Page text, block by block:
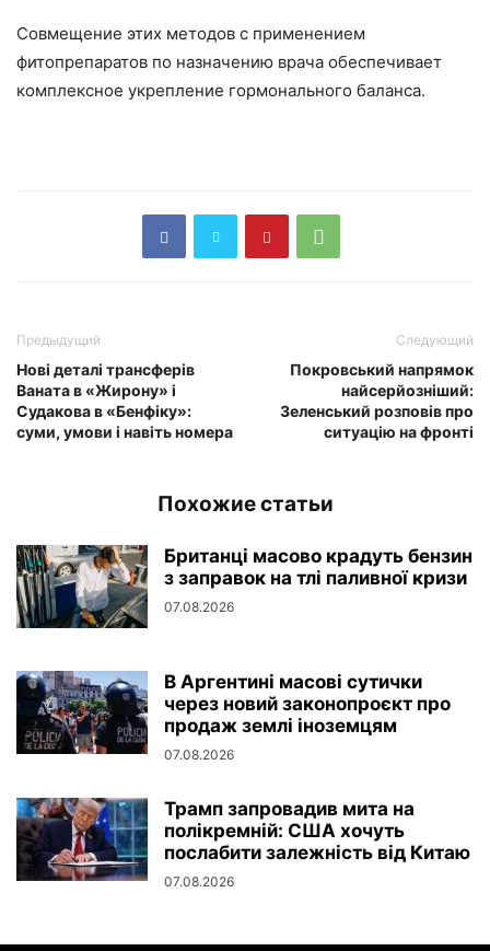
Совмещение этих методов с применением
фитопрепаратов по назначению врача обеспечивает
комплексное укрепление гормонального баланса.
Предыдущий
Нові деталі трансферів
Ваната в «Жирону» і
Судакова в «Бенфіку»:
суми, умови і навіть номера
Следующий
Покровський напрямок
найсерйозніший:
Зеленський розповів про
ситуацію на фронті
Похожие статьи
Британці масово крадуть бензин
з заправок на тлі паливної кризи
07.08.2026
В Аргентині масові сутички
через новий законопроєкт про
продаж землі іноземцям
07.08.2026
Трамп запровадив мита на
полікремній: США хочуть
послабити залежність від Китаю
07.08.2026